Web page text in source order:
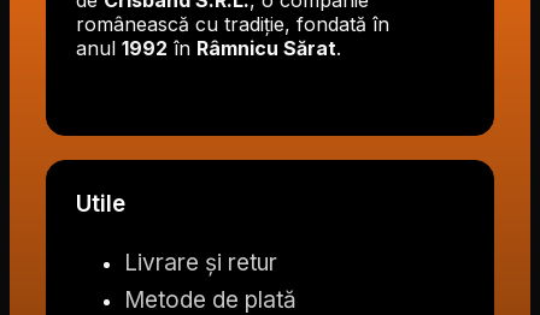
românească cu tradiție, fondată în
anul 1992 în Râmnicu Sărat.
Utile
Livrare și retur
Metode de plată